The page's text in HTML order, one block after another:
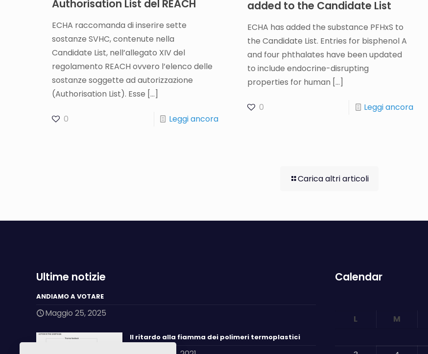
Authorisation List del REACH
ECHA raccomanda di inserire sette
sostanze SVHC, contenute nella
Candidate List, nell’allegato XIV del
regolamento REACH ovvero l’elenco delle
sostanze soggette ad autorizzazione
(Authorisation List). Esse […]
0 Leggi ancora
added to the Candidate List
ECHA has added the substance PFHxS to
the Candidate List. Entries for bisphenol A
and four phthalates have been updated
to include endocrine-disrupting
properties for human […]
0 Leggi ancora
Carica altri articoli
Ultime notizie
ANDIAMO A VOTARE
Maggio 25, 2025
Il ritardo alla fiamma dei polimeri termoplastici
Calendar
L M